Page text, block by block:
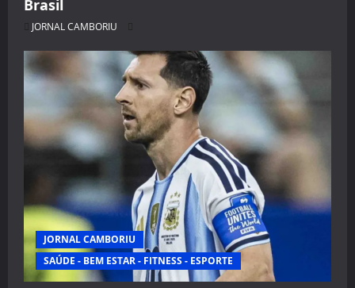
Brasil
JORNAL CAMBORIU
JORNAL CAMBORIU
SAÚDE - BEM ESTAR - FITNESS - ESPORTE